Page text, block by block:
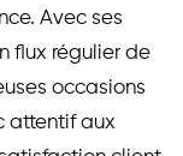
Avec ses
flux régulier de
occasions
attentif aux